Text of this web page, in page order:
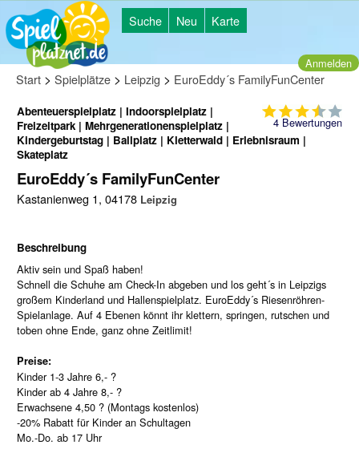
Suche Neu Karte
Anmelden
Start > Spielplätze > Leipzig > EuroEddy´s FamilyFunCenter
4Bewertungen
Abenteuerspielplatz | Indoorspielplatz |
Freizeitpark | Mehrgenerationenspielplatz |
Kindergeburtstag | Ballplatz | Kletterwald | Erlebnisraum |
Skateplatz
EuroEddy´s FamilyFunCenter
Kastanienweg 1, 04178 Leipzig
Beschreibung
Aktiv sein und Spaß haben!
Schnell die Schuhe am Check-In abgeben und los geht´s in Leipzigs
großem Kinderland und Hallenspielplatz. EuroEddy´s Riesenröhren-
Spielanlage. Auf 4 Ebenen könnt ihr klettern, springen, rutschen und
toben ohne Ende, ganz ohne Zeitlimit!
Preise:
Kinder 1-3 Jahre 6,- ?
Kinder ab 4 Jahre 8,- ?
Erwachsene 4,50 ? (Montags kostenlos)
-20% Rabatt für Kinder an Schultagen
Mo.-Do. ab 17 Uhr